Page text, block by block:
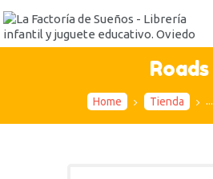
Roads
Home Tienda ...
INICIO
ACTIVIDADES